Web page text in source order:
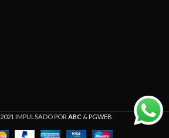
2021 IMPULSADO POR ABC &PGWEB